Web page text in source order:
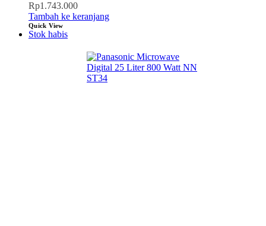
Rp1.743.000
Tambah ke keranjang
Quick View
Stok habis